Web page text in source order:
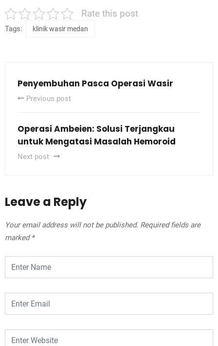
Rate this post
Tags: klinik wasir medan
Penyembuhan Pasca Operasi Wasir
Previous post
Operasi Ambeien: Solusi Terjangkau
untuk Mengatasi Masalah Hemoroid
Next post
Leave a Reply
Your email address will not be published. Required fields are
marked *